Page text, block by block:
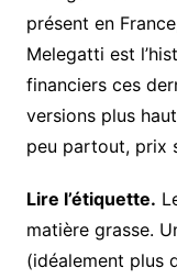
présent en
Melegatti est
financiers ces
versions plus
peu partout, prix
Lire l’étiquette.
matière grasse.
(idéalement plus